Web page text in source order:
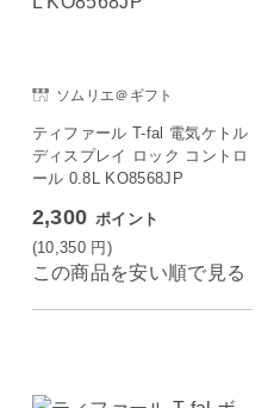
ソムリエ＠ギフト
ティファール T-fal 電気ケトル
ディスプレイ ロック コントロ
ール 0.8L KO8568JP
2,300 ポイント
(10,350 円)
この商品を安い順で見る